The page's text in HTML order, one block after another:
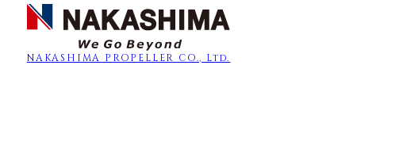
NAKASHIMA PROPELLER CO., Ltd.